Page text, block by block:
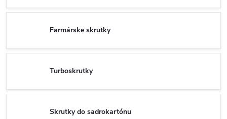
Farmárske skrutky
Turboskrutky
Skrutky do sadrokartónu